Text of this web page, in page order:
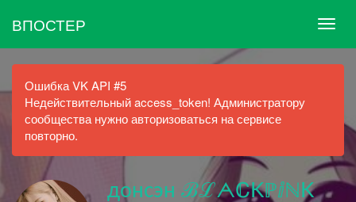
ВПОСТЕР
Ошибка VK API #5
Недействительный access_token! Администратору
сообщества нужно авторизоваться на сервисе
повторно.
донсэн ℬℒᗅℂKℙⅈℕK